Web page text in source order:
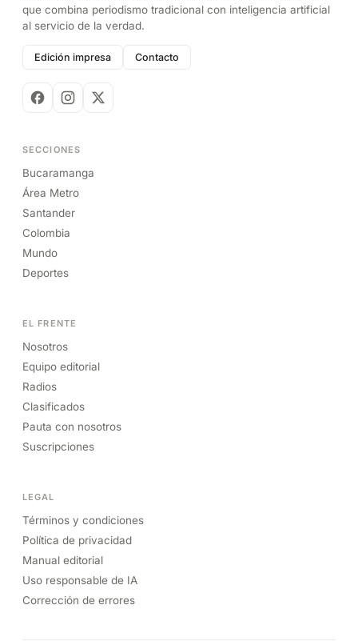
que combina periodismo tradicional con inteligencia artificial
al servicio de la verdad.
Edición impresa Contacto
SECCIONES
Bucaramanga
Área Metro
Santander
Colombia
Mundo
Deportes
EL FRENTE
Nosotros
Equipo editorial
Radios
Clasificados
Pauta con nosotros
Suscripciones
LEGAL
Términos y condiciones
Política de privacidad
Manual editorial
Uso responsable de IA
Corrección de errores